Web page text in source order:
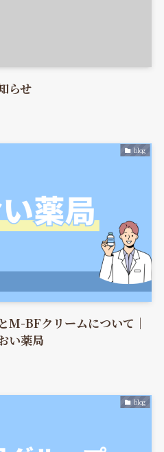
らせ
blog
M-BFクリームについて｜
い薬局
blog